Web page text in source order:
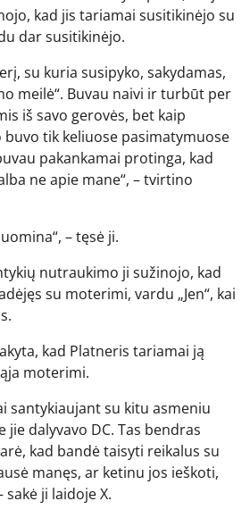
kad jis tariamai susitikinėjo su
dar susitikinėjo.
su kuria susipyko, sakydamas,
meilė“. Buvau naivi ir turbūt per
iš savo gerovės, bet kaip
tik keliuose pasimatymuose
pakankamai protinga, kad
ne apie mane“, – tvirtino
– tęsė ji.
nutraukimo ji sužinojo, kad
su moterimi, vardu „Jen“, kai
kad Platneris tariamai ją
moterimi.
santykiaujant su kitu asmeniu
jie dalyvavo DC. Tas bendras
kad bandė taisyti reikalus su
manęs, ar ketinu jos ieškoti,
sakė ji laidoje X.